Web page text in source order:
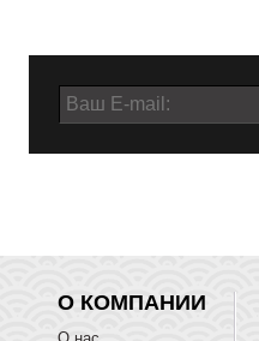
О КОМПАНИИ